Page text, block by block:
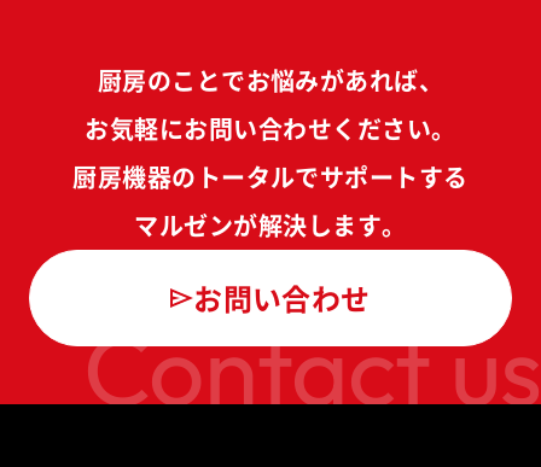
Contact us
厨房のことでお悩みがあれば、
お気軽にお問い合わせください。
厨房機器のトータルでサポートする
マルゼンが解決します。
お問い合わせ